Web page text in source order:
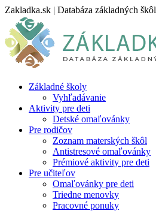
Skip
content
Zakladka.sk | Databáza základných škôl
Základné školy
Vyhľadávanie
Aktivity pre deti
Detské omaľovánky
Pre rodičov
Zoznam materských škôl
Antistresové omaľovánky
Prémiové aktivity pre deti
Pre učiteľov
Omaľovánky pre deti
Triedne menovky
Pracovné ponuky